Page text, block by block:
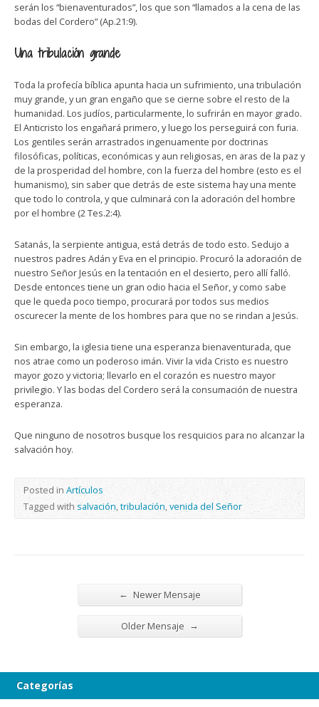
serán los “bienaventurados”, los que son “llamados a la cena de las
bodas del Cordero” (Ap.21:9).
Una tribulación grande
Toda la profecía bíblica apunta hacia un sufrimiento, una tribulación
muy grande, y un gran engaño que se cierne sobre el resto de la
humanidad. Los judíos, particularmente, lo sufrirán en mayor grado.
El Anticristo los engañará primero, y luego los perseguirá con furia.
Los gentiles serán arrastrados ingenuamente por doctrinas
filosóficas, políticas, económicas y aun religiosas, en aras de la paz y
de la prosperidad del hombre, con la fuerza del hombre (esto es el
humanismo), sin saber que detrás de este sistema hay una mente
que todo lo controla, y que culminará con la adoración del hombre
por el hombre (2 Tes.2:4).
Satanás, la serpiente antigua, está detrás de todo esto. Sedujo a
nuestros padres Adán y Eva en el principio. Procuró la adoración de
nuestro Señor Jesús en la tentación en el desierto, pero allí falló.
Desde entonces tiene un gran odio hacia el Señor, y como sabe
que le queda poco tiempo, procurará por todos sus medios
oscurecer la mente de los hombres para que no se rindan a Jesús.
Sin embargo, la iglesia tiene una esperanza bienaventurada, que
nos atrae como un poderoso imán. Vivir la vida Cristo es nuestro
mayor gozo y victoria; llevarlo en el corazón es nuestro mayor
privilegio. Y las bodas del Cordero será la consumación de nuestra
esperanza.
Que ninguno de nosotros busque los resquicios para no alcanzar la
salvación hoy.
Posted in Artículos
Tagged withsalvación,tribulación,venida del Señor
← Newer Mensaje
Older Mensaje →
Categorías